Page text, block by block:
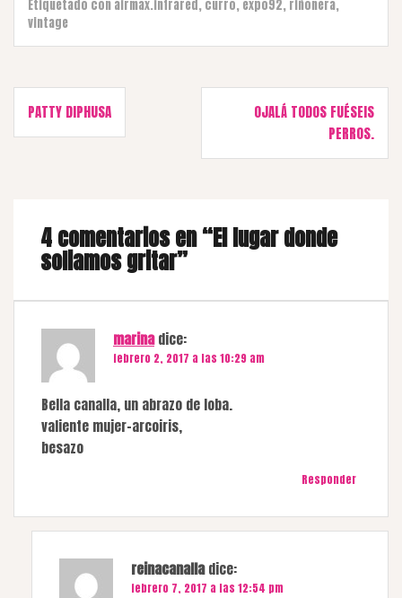
Etiquetado con airmax.infrared , curro, expo92, riñonera,
vintage
Navegación
dePATTY DIPHUSA
OJALÁ TODOS FUÉSEIS
PERROS.
4 comentarios en “El lugar donde
soliamos gritar”
marina dice:
febrero 2, 2017 a las 10:29 am
Bella canalla, un abrazo de loba.
valiente mujer-arcoiris,
besazo
Responder
reinacanalla dice:
febrero 7, 2017 a las 12:54 pm